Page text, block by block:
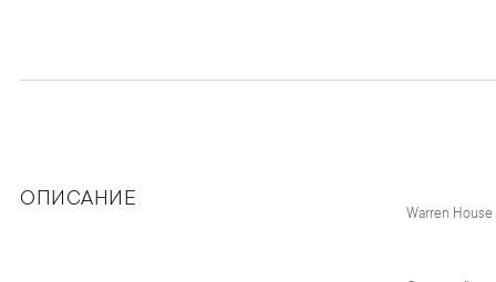
ОПИСАНИЕ
Warren House